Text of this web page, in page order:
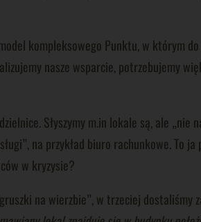
kompleksowego Punktu, w którym
nasze wsparcie, potrzebujemy
Słyszymy m.in lokale są, ale „nie
na przykład biuro rachunkowe. To
w kryzysie?
na wierzbie”, w trzeciej dostaliśmy